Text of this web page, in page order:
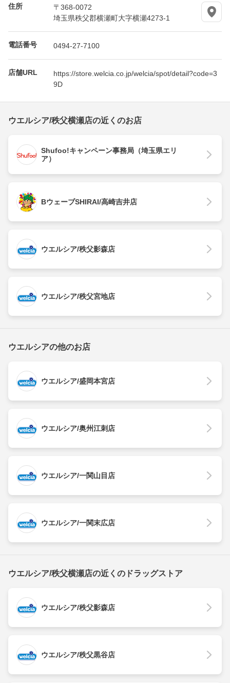
住所
〒368-0072
埼玉県秩父郡横瀬町大字横瀬4273-1
電話番号 0494-27-7100
店舗URL
https://store.welcia.co.jp/welcia/spot/detail?code=3
9D
ウエルシア/秩父横瀬店の近くのお店
Shufoo!キャンペーン事務局（埼玉県エリ
ア）
BウェーブSHIRAI/高崎吉井店
ウエルシア/秩父影森店
ウエルシア/秩父宮地店
ウエルシアの他のお店
ウエルシア/盛岡本宮店
ウエルシア/奥州江刺店
ウエルシア/一関山目店
ウエルシア/一関末広店
ウエルシア/秩父横瀬店の近くのドラッグストア
ウエルシア/秩父影森店
ウエルシア/秩父黒谷店